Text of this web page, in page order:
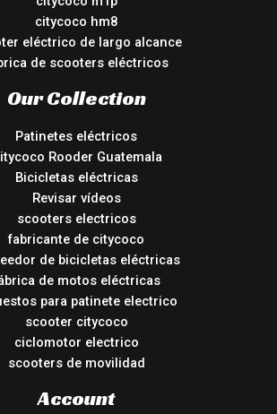
citycoco hm8
eléctrico de largo alcance
de scooters eléctricos
Our Collection
Patinetes eléctricos
Rooder Guatemala
Bicicletas eléctricas
Revisar vídeos
scooters electricos
fabricante de citycoco
de bicicletas eléctricas
de motos eléctricas
para patinete electrico
scooter citycoco
ciclomotor electrico
scooters de movilidad
Account